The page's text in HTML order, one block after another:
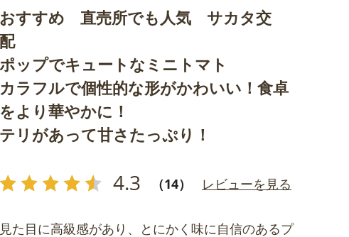
おすすめ 直売所でも人気 サカタ交
配
ポップでキュートなミニトマト
カラフルで個性的な形がかわいい！食卓
をより華やかに！
テリがあって甘さたっぷり！
4.3 （14） レビューを見る
見た目に高級感があり、とにかく味に自信のあるプ